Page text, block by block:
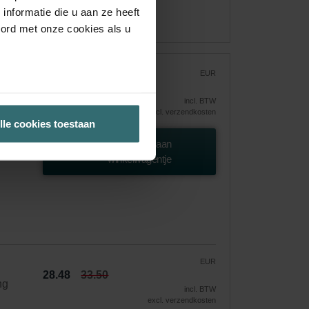
die u aan ze heeft
met onze cookies als u
cookies toestaan
en
EUR
incl. BTW
excl. verzendkosten
Toevoegen aan
winkelwagentje
EUR
28.48 33.50
incl. BTW
excl. verzendkosten